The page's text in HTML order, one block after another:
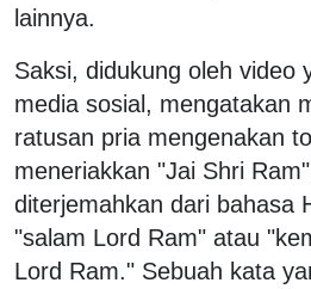
lainnya.
Saksi, didukung oleh video
media sosial, mengatakan
ratusan pria mengenakan
meneriakkan "Jai Shri
diterjemahkan dari bahasa
"salam Lord Ram" atau
Lord Ram." Sebuah kata